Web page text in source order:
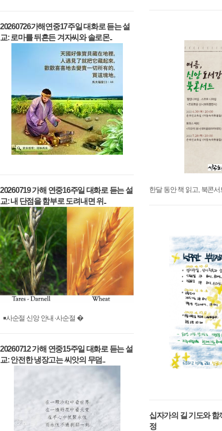
20260726가해연중17주일 대화로 듣는 설
교: 로마를 뒤흔든 겨자씨와 솔로몬..
20260719 가해 연중16주일 대화로 듣는 설
교: 내 단점을 함부로 도려내면 위..
￭사순절 신앙 안내 ∙사순절 �
20260712 가해 연중15주일 대화로 듣는 설
교: 안전한 냉장고는 씨앗의 무덤..
한달 동안 책 읽고, 북콘
십자가의 길 기도와 함
정